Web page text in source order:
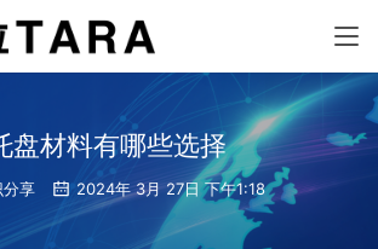
盘材料有哪些选择
分享 2024年 3月 27日 下午1:18